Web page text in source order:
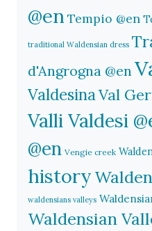
@en Tempio @en
traditional Waldensian dress
d'Angrogna @en
ValdesinaVal
Valli Valdesi
@en Vengie creek
history
waldensians valleys
Waldensian